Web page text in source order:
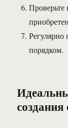
Проверьте
Регулярно
порядком.